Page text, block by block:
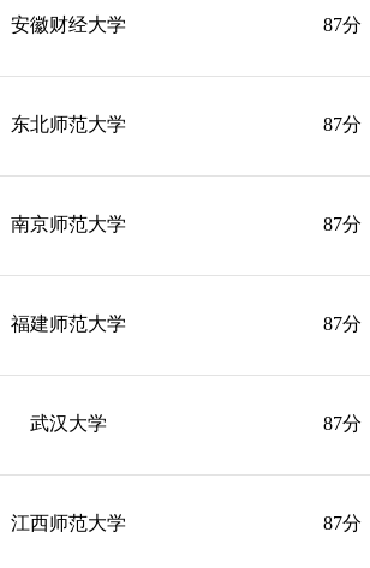
安徽财经大学 87分
东北师范大学 87分
南京师范大学 87分
福建师范大学 87分
武汉大学 87分
江西师范大学 87分